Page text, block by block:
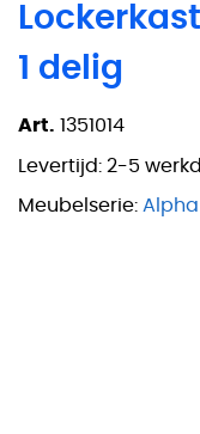
1 delig
Art. 1351014
Levertijd: 2-5
Meubelserie: Alpha